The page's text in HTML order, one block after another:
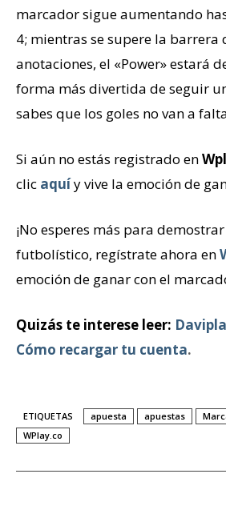
marcador sigue aumentando
4; mientras se supere la barrera
anotaciones, el «Power» estará
forma más divertida de seguir
sabes que los goles no van a
Si aún no estás registrado en
clic aquíy vive la emoción de
¡No esperes más para
futbolístico, regístrate ahora en
emoción de ganar con el
Quizás te interese leer:
Cómo recargar tu cuenta.
ETIQUETAS apuesta apuestas
WPlay.co